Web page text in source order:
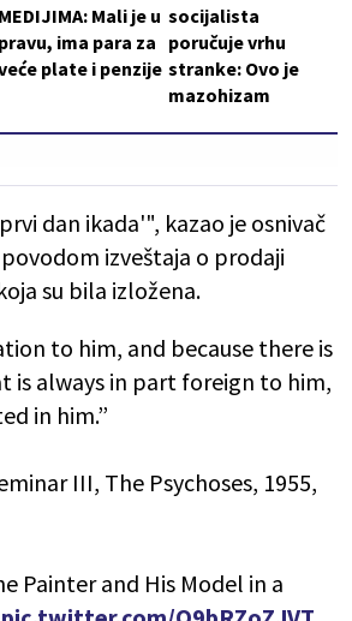
MEDIJIMA: Mali je u
pravu, ima para za
plate i penzije
socijalista
poručuje vrhu
stranke: Ovo je
mazohizam
dan ikada'", kazao je osnivač
izveštaja o prodaji
su bila izložena.
to him, and because there is
is always in part foreign to him,
in him.”
III, The Psychoses, 1955,
Painter and His Model in a